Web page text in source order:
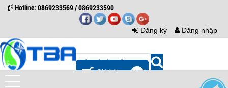
Hotline: 0869233569 / 0869233590
Đăng ký Đăng nhập
0